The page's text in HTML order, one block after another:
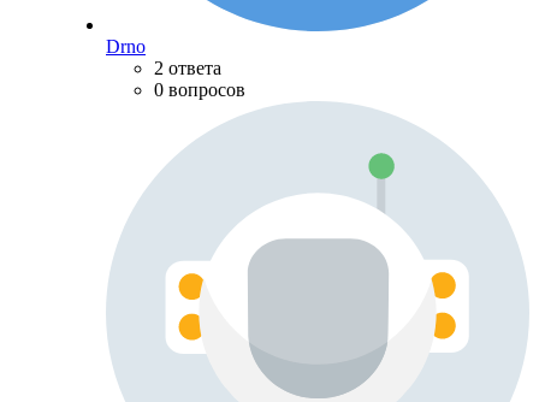
Drno
2 ответа
0 вопросов